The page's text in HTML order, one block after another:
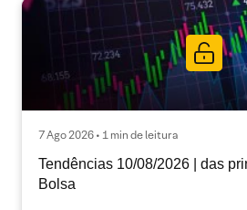
7 Ago 2026 • 1 min de leitura
Tendências 10/08/2026 | das
Bolsa